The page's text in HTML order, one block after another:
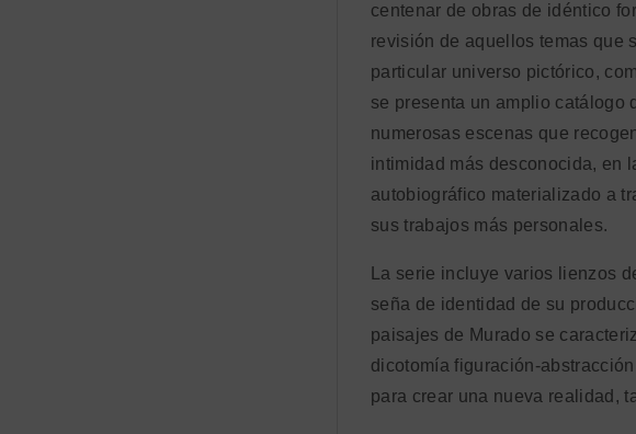
centenar de obras de idéntico
revisión de aquellos temas que
particular universo pictórico,
se presenta un amplio catálogo
numerosas escenas que
intimidad más desconocida, en
autobiográfico materializado a
sus trabajos más personales.
La serie incluye varios lienzos
seña de identidad de su
paisajes de Murado se
dicotomía figuración-
para crear una nueva realidad,